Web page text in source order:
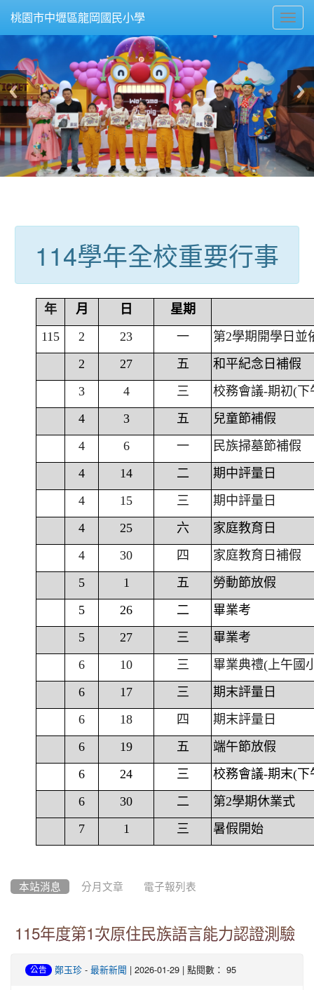
桃園市中壢區龍岡國民小學
114學年全校重要行事
年 月 日
星期
115
2 23 一
第2學期開學日並
2
27 五
和平紀念日補假
3
4 三
校務會議-期初(下
4
3 五
兒童節補假
4
6 一
民族掃墓節補假
4
14 二
期中評量日
4
15 三
期中評量日
4
25 六
家庭教育日
4
30 四
家庭教育日補假
5
1 五
勞動節放假
5
26 二
畢業考
5
27 三
畢業考
6
10 三
畢業典禮(上午國
6
17 三
期末評量日
6
18 四
期末評量日
6
19 五
端午節放假
6
24 三
校務會議-期末(下
6
30 二
第2學期休業式
7
1 三 暑假開始
本站消息 分月文章 電子報列表
115年度第1次原住民族語言能力認證測驗
公告 鄭玉珍 - 最新新聞 | 2026-01-29 | 點閱數： 95